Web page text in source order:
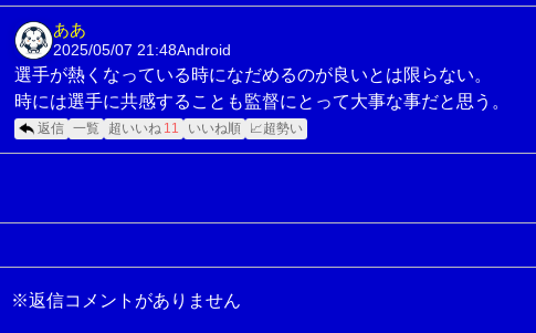
ああ
2025/05/07 21:48Android
選手が熱くなっている時になだめるのが良いとは限らない。
時には選手に共感することも監督にとって大事な事だと思う。
返信 一覧 超いいね 11 いいね順 📈超勢い
※返信コメントがありません